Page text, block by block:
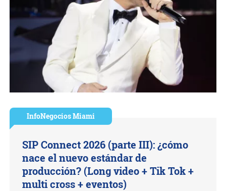
InfoNegocios Miami
SIP Connect 2026 (parte III): ¿cómo
nace el nuevo estándar de
producción? (Long video + Tik Tok +
multi cross + eventos)